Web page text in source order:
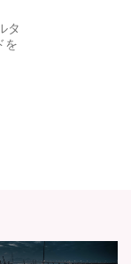
タ
を